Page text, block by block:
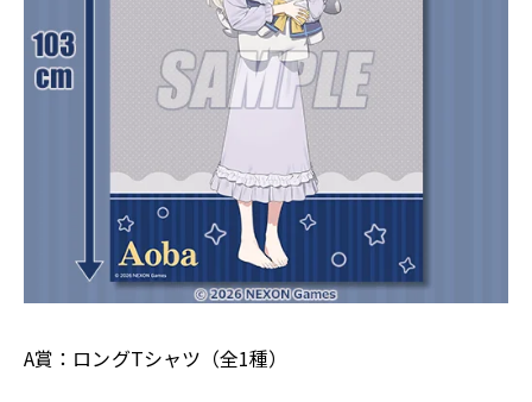
A賞：ロングTシャツ（全1種）